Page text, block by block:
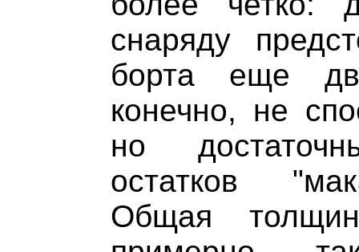
снаряду
борта еще
конечно, не
но
остатков
Общая